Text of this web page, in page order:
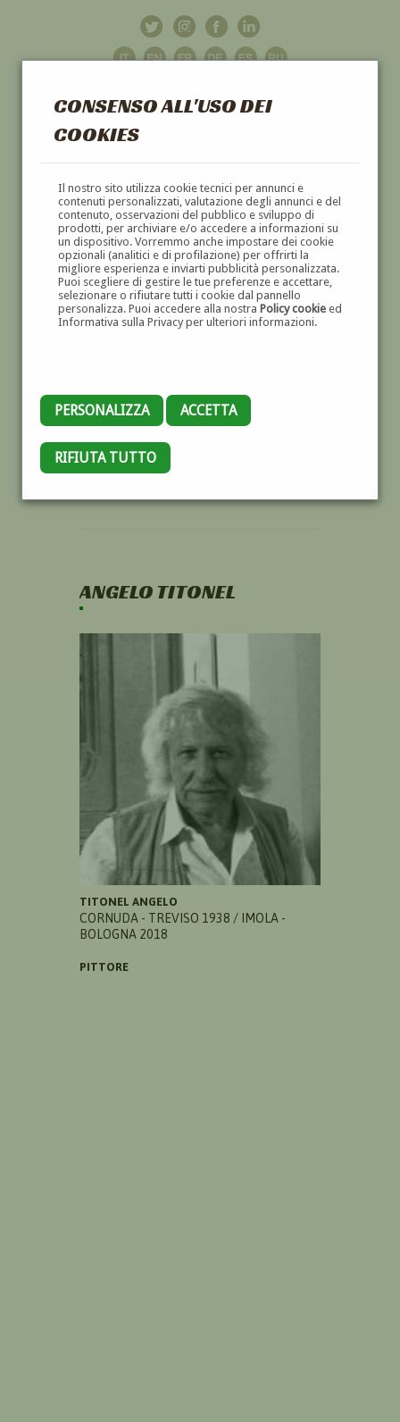
CONSENSO ALL'USO DEI
COOKIES
Il nostro sito utilizza cookie tecnici per annunci e
contenuti personalizzati, valutazione degli annunci e del
contenuto, osservazioni del pubblico e sviluppo di
prodotti, per archiviare e/o accedere a informazioni su
un dispositivo. Vorremmo anche impostare dei cookie
opzionali (analitici e di profilazione) per offrirti la
migliore esperienza e inviarti pubblicità personalizzata.
Puoi scegliere di gestire le tue preferenze e accettare,
selezionare o rifiutare tutti i cookie dal pannello
personalizza. Puoi accedere alla nostra Policy cookieed
Informativa sulla Privacy per ulteriori informazioni.
PERSONALIZZA ACCETTA
RIFIUTA TUTTO
GALLERIAD'ARTE
DIPINTI E SCULTURE '800 E '900
ANGELO TITONEL
TITONEL ANGELO
CORNUDA - TREVISO 1938 / IMOLA -
BOLOGNA 2018
PITTORE